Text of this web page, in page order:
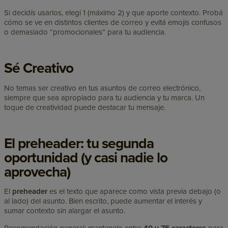
Si decidís usarlos, elegí 1 (máximo 2) y que aporte contexto. Probá
cómo se ve en distintos clientes de correo y evitá emojis confusos
o demasiado “promocionales” para tu audiencia.
Sé Creativo
No temas ser creativo en tus asuntos de correo electrónico,
siempre que sea apropiado para tu audiencia y tu marca. Un
toque de creatividad puede destacar tu mensaje.
El preheader: tu segunda
oportunidad (y casi nadie lo
aprovecha)
El preheader es el texto que aparece como vista previa debajo (o
al lado) del asunto. Bien escrito, puede aumentar el interés y
sumar contexto sin alargar el asunto.